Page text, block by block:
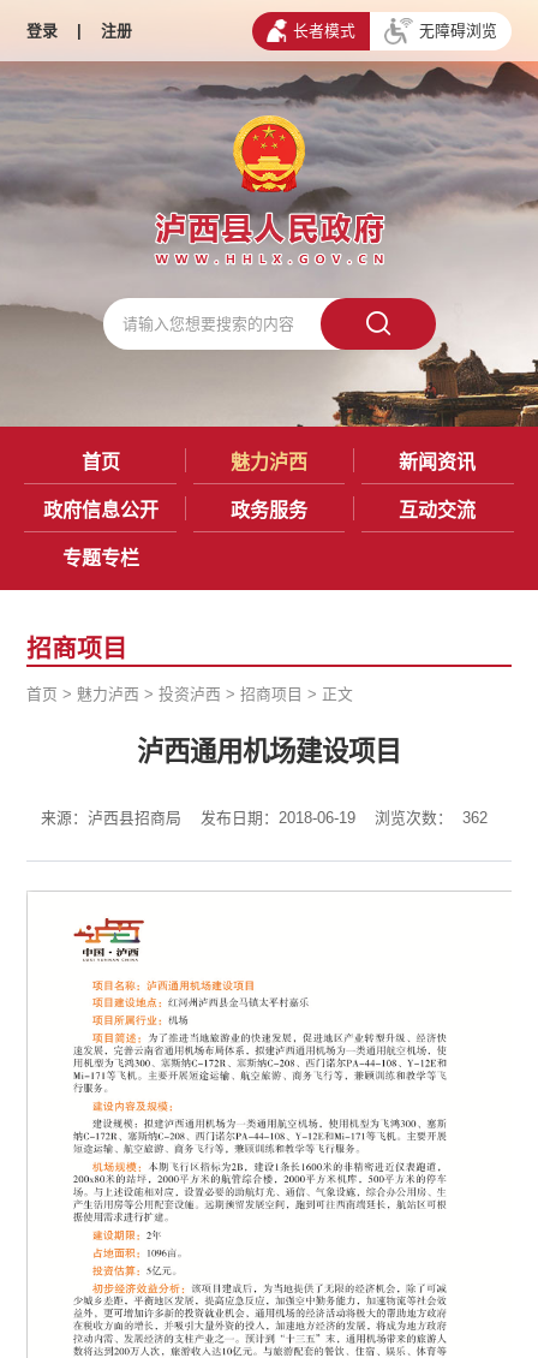
登录 | 注册 长者模式 无障碍浏览
首页 魅力泸西 新闻资讯
政府信息公开 政务服务 互动交流
专题专栏
招商项目
首页 > 魅力泸西 >投资泸西 >招商项目 > 正文
泸西通用机场建设项目
来源：泸西县招商局 发布日期：2018-06-19 浏览次数： 362